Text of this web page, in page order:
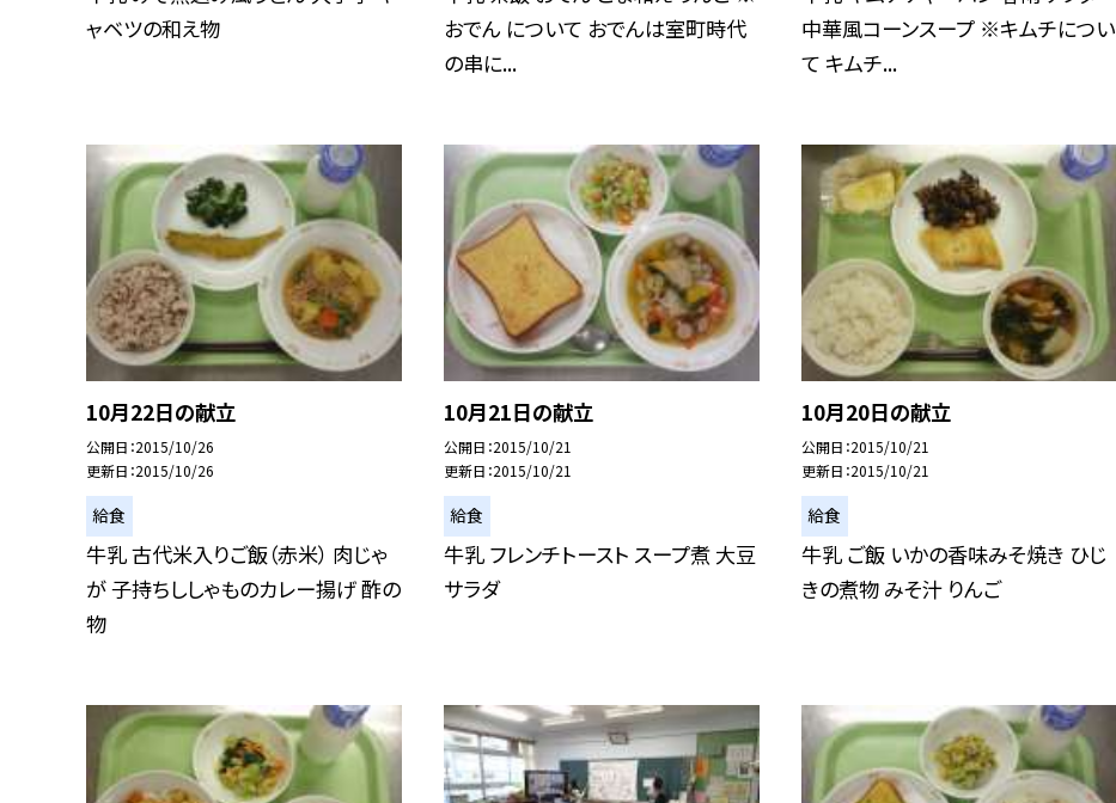
ャベツの和え物
おでん について おでんは室町時代
の串に...
中華風コーンスープ ※キムチについ
て キムチ...
10月22日の献立
公開日 2015/10/26
更新日 2015/10/26
給食
牛乳 古代米入りご飯（赤米） 肉じゃ
が 子持ちししゃものカレー揚げ 酢の
物
10月21日の献立
公開日 2015/10/21
更新日 2015/10/21
給食
牛乳 フレンチトースト スープ煮 大豆
サラダ
10月20日の献立
公開日 2015/10/21
更新日 2015/10/21
給食
牛乳 ご飯 いかの香味みそ焼き ひじ
きの煮物 みそ汁 りんご